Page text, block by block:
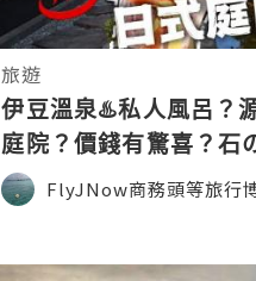
旅遊
伊豆溫泉♨️私人風呂？
庭院？價錢有驚喜？石
FlyJNow商務頭等旅行